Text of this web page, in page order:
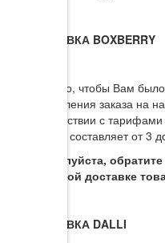
ДОСТАВКА BOXBERRY
Для того, чтобы Вам
оформления заказа на
соответствии с
обычно составляет от 3
! Пожалуйста,
обратной доставке
ДОСТАВКА DALLI